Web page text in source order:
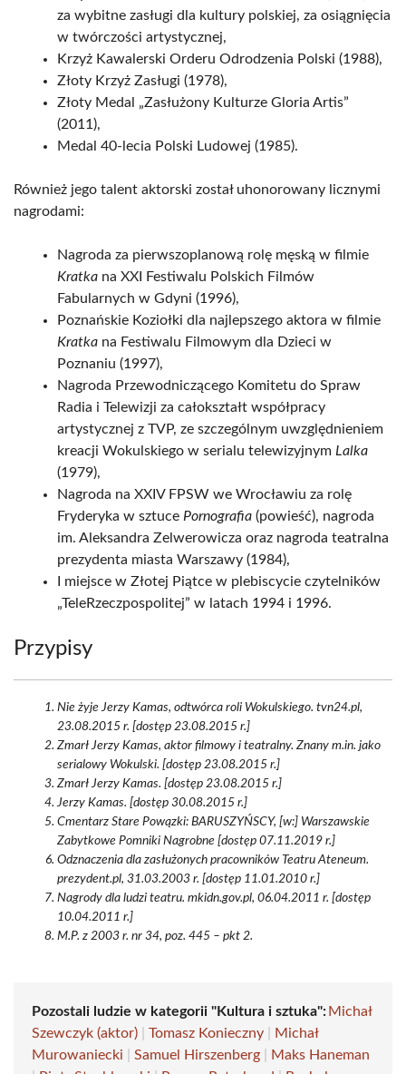
za wybitne zasługi dla kultury polskiej, za osiągnięcia
w twórczości artystycznej,
Krzyż Kawalerski Orderu Odrodzenia Polski (1988),
Złoty Krzyż Zasługi (1978),
Złoty Medal „Zasłużony Kulturze Gloria Artis”
(2011),
Medal 40-lecia Polski Ludowej (1985).
Również jego talent aktorski został uhonorowany licznymi
nagrodami:
Nagroda za pierwszoplanową rolę męską w filmie
Kratka na XXI Festiwalu Polskich Filmów
Fabularnych w Gdyni (1996),
Poznańskie Koziołki dla najlepszego aktora w filmie
Kratka na Festiwalu Filmowym dla Dzieci w
Poznaniu (1997),
Nagroda Przewodniczącego Komitetu do Spraw
Radia i Telewizji za całokształt współpracy
artystycznej z TVP, ze szczególnym uwzględnieniem
kreacji Wokulskiego w serialu telewizyjnym Lalka
(1979),
Nagroda na XXIV FPSW we Wrocławiu za rolę
Fryderyka w sztuce Pornografia (powieść), nagroda
im. Aleksandra Zelwerowicza oraz nagroda teatralna
prezydenta miasta Warszawy (1984),
I miejsce w Złotej Piątce w plebiscycie czytelników
„TeleRzeczpospolitej” w latach 1994 i 1996.
Przypisy
Nie żyje Jerzy Kamas, odtwórca roli Wokulskiego. tvn24.pl,
23.08.2015 r. [dostęp 23.08.2015 r.]
Zmarł Jerzy Kamas, aktor filmowy i teatralny. Znany m.in. jako
serialowy Wokulski. [dostęp 23.08.2015 r.]
Zmarł Jerzy Kamas. [dostęp 23.08.2015 r.]
Jerzy Kamas. [dostęp 30.08.2015 r.]
Cmentarz Stare Powązki: BARUSZYŃSCY, [w:] Warszawskie
Zabytkowe Pomniki Nagrobne [dostęp 07.11.2019 r.]
Odznaczenia dla zasłużonych pracowników Teatru Ateneum.
prezydent.pl, 31.03.2003 r. [dostęp 11.01.2010 r.]
Nagrody dla ludzi teatru. mkidn.gov.pl, 06.04.2011 r. [dostęp
10.04.2011 r.]
M.P. z 2003 r. nr 34, poz. 445 – pkt 2.
Pozostali ludzie w kategorii "Kultura i sztuka": Michał
Szewczyk (aktor)
Tomasz Konieczny
Michał
Murowaniecki
Samuel Hirszenberg
Maks Haneman